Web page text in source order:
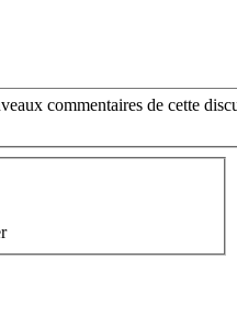
commentaires de cette